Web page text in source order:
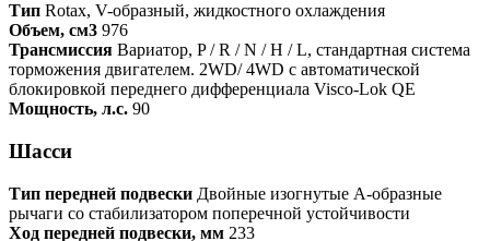
Тип Rotax, V-образный, жидкостного охлаждения
Объем, см3 976
Трансмиссия Вариатор, P / R / N / H / L, стандартная система
торможения двигателем. 2WD/ 4WD с автоматической
блокировкой переднего дифференциала Visco-Lok QE
Мощность, л.с. 90
Шасси
Тип передней подвески Двойные изогнутые А-образные
рычаги со стабилизатором поперечной устойчивости
Ход передней подвески, мм 233